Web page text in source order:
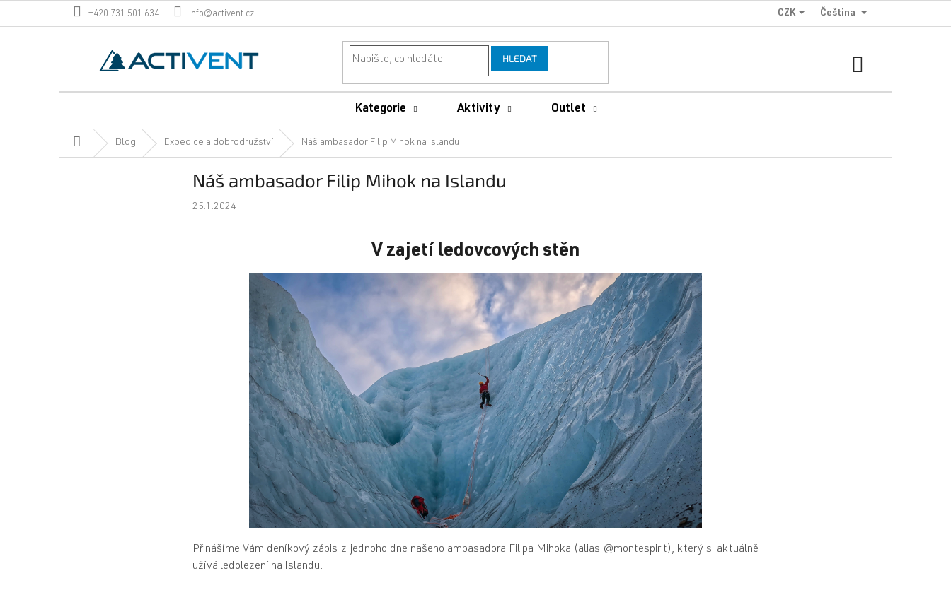
+420 731 501 634 info@activent.cz CZK Čeština
HLEDAT
Kategorie Aktivity Outlet
Domů Blog Expedice a dobrodružství Náš ambasador Filip Mihok na Islandu
Náš ambasador Filip Mihok na Islandu
25.1.2024
V zajetí ledovcových stěn
Přinášíme Vám deníkový zápis z jednoho dne našeho ambasadora Filipa Mihoka (alias @montespirit), který si aktuálně
užívá ledolezení na Islandu.